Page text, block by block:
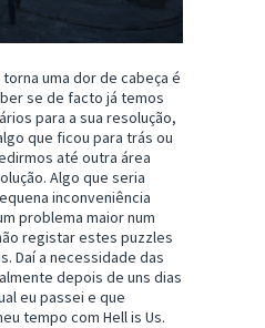
uma dor de cabeça é
se de facto já temos
para a sua resolução,
que ficou para trás ou
até outra área
Algo que seria
inconveniência
problema maior num
registar estes puzzles
Daí a necessidade das
depois de uns dias
eu passei e que
tempo com Hell is Us.